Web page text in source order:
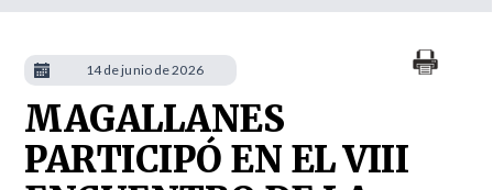
MAGALLANES
PARTICIPÓ EN EL VIII
14 de junio de 2026